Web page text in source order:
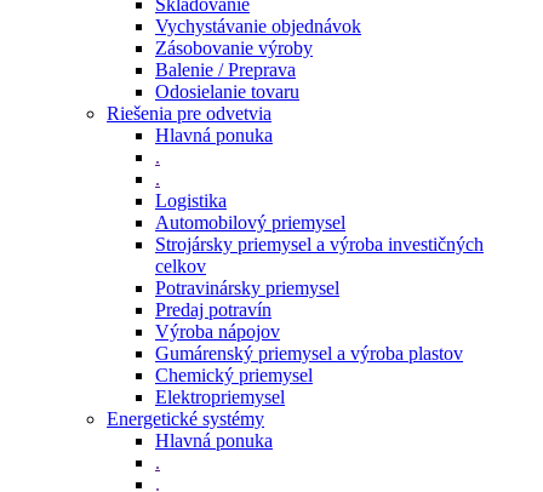
Skladovanie
Vychystávanie objednávok
Zásobovanie výroby
Balenie / Preprava
Odosielanie tovaru
Riešenia pre odvetvia
Hlavná ponuka
.
.
Logistika
Automobilový priemysel
Strojársky priemysel a výroba investičných
celkov
Potravinársky priemysel
Predaj potravín
Výroba nápojov
Gumárenský priemysel a výroba plastov
Chemický priemysel
Elektropriemysel
Energetické systémy
Hlavná ponuka
.
.